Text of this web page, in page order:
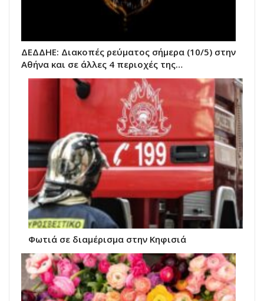
ΔΕΔΔΗΕ: Διακοπές ρεύματος σήμερα (10/5) στην
Αθήνα και σε άλλες 4 περιοχές της…
Φωτιά σε διαμέρισμα στην Κηφισιά